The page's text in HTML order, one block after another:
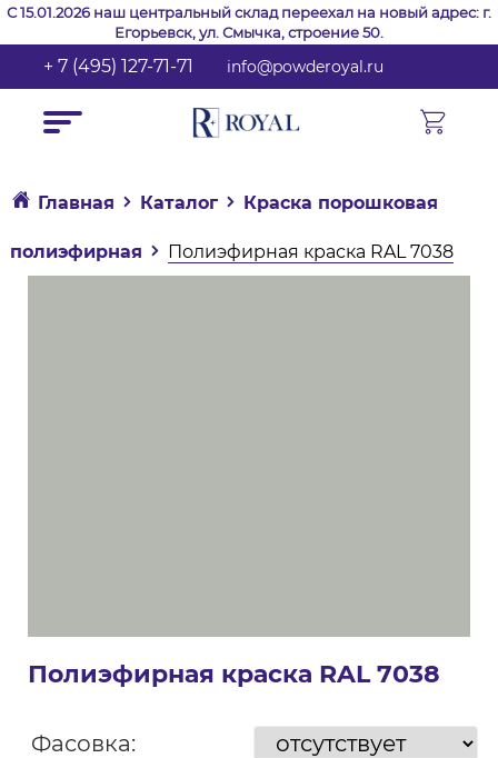
С 15.01.2026 наш центральный склад переехал на новый адрес: г.
Егорьевск, ул. Смычка, строение 50.
+ 7 (495) 127-71-71 info@powderoyal.ru
Главная Каталог Краска порошковая
полиэфирная Полиэфирная краска RAL 7038
Полиэфирная краска RAL 7038
Фасовка: